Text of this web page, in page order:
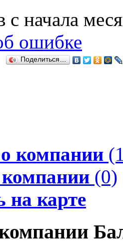
с начала
ошибке
Поделиться…
компании
(0)
на карте